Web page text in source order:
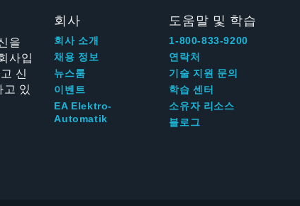
을
사입
신
있
회사
회사 소개
채용 정보
뉴스룸
이벤트
EA Elektro-
Automatik
도움말 및 학습
1-800-833-9200
연락처
기술 지원 문의
학습 센터
소유자 리소스
블로그